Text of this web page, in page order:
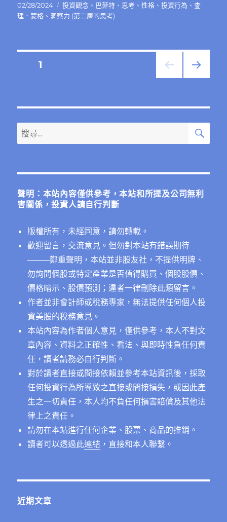
發
佈
02/28/2024
分
類
投資觀念 、 巴菲特 、 思考 、性格 、投資行為 、查
理．蒙格 、洞察力 (第二層的思考)
分
頁
頁次1
搜
尋
鍵
搜
聲明：本站內容僅供參考，本站和所提及公司無利
害關係，投資人請自行判斷
版權所有，未經同意，請勿轉載。
歡迎留言，交流意見。但勿對本站有錯誤期待
────鄭重聲明，本站並非股友社，不提供明牌、
勿詢問個股或特定產業是否值得購買、個股股價、
價格暗示、股價預測；違者一律刪除此類留言。
作者並非會計師或稅務專家，無法提供任何個人投
資美股的稅務意見。
本站內容為作者個人意見，僅供參考，本人不對文
章內容、資料之正確性、看法、與即時性負任何責
任，讀者請務必自行判斷。
對於讀者直接或間接依賴並參考本站資訊後，採取
任何投資行為所導致之直接或間接損失，或因此產
生之一切責任，本人均不負任何損害賠償及其他法
律上之責任。
請勿在本站進行任何企業、股票、商品的推銷。
讀者可以透過此連結 ，直接和本人聯繫。
近期文章